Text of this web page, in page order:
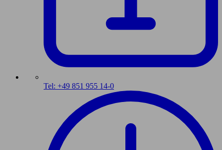
Tel: +49 851 955 14-0